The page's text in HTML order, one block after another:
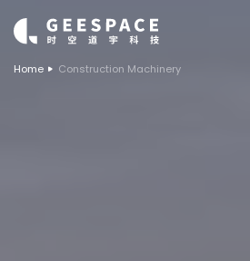
Home Construction Machinery